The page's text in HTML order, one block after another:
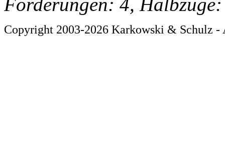
Copyright 2003-2026 Karkowski & Schulz